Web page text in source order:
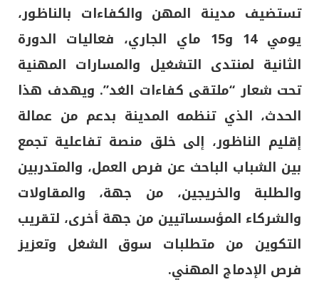
تستضيف مدينة المهن والكفاءات بالناظور،
يومي 14 و15 ماي الجاري، فعاليات الدورة
الثانية لمنتدى التشغيل والمسارات المهنية
تحت شعار “ملتقى كفاءات الغد”. ويهدف هذا
الحدث، الذي تنظمه المدينة بدعم من عمالة
إقليم الناظور، إلى خلق منصة تفاعلية تجمع
بين الشباب الباحث عن فرص العمل، والمتدربين
والطلبة والخريجين، من جهة، والمقاولات
والشركاء المؤسساتيين من جهة أخرى، لتقريب
التكوين من متطلبات سوق الشغل وتعزيز
فرص الإدماج المهني.